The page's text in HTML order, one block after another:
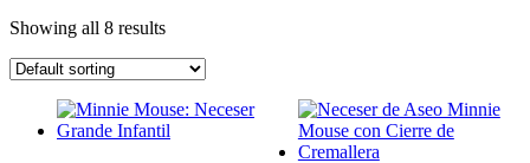
Showing all 8 results